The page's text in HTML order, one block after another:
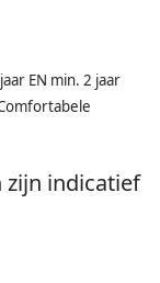
EN min. 2 jaar
zijn indicatief